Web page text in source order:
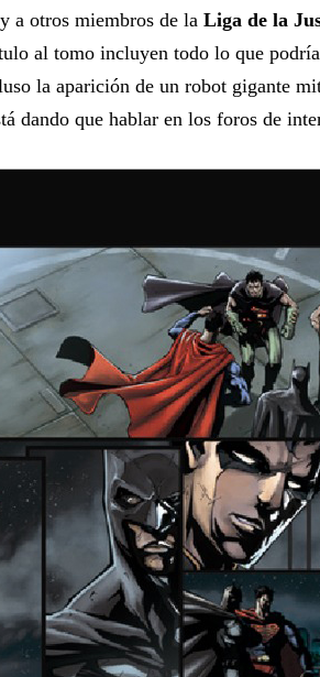
y a otros miembros de la Liga de la
al tomo incluyen todo lo que
la aparición de un robot gigante
dando que hablar en los foros de